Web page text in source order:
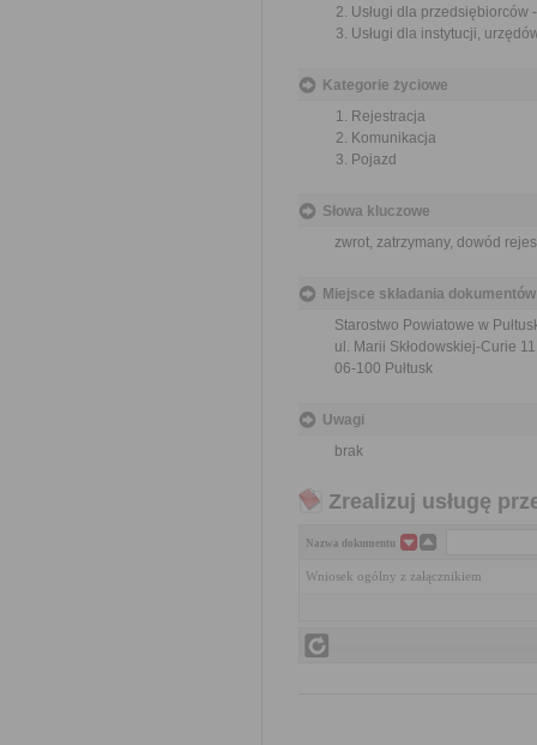
Usługi dla
Usługi dla instytucji,
Kategorie życiowe
Rejestracja
Komunikacja
Pojazd
Słowa kluczowe
zwrot, zatrzymany, dowód
Miejsce składania dokumentów
Starostwo Powiatowe w
ul. Marii Skłodowskiej-Curie 11
06-100 Pułtusk
Uwagi
brak
Zrealizuj usługę
Nazwa dokumentu
Wniosek ogólny z załącznikiem